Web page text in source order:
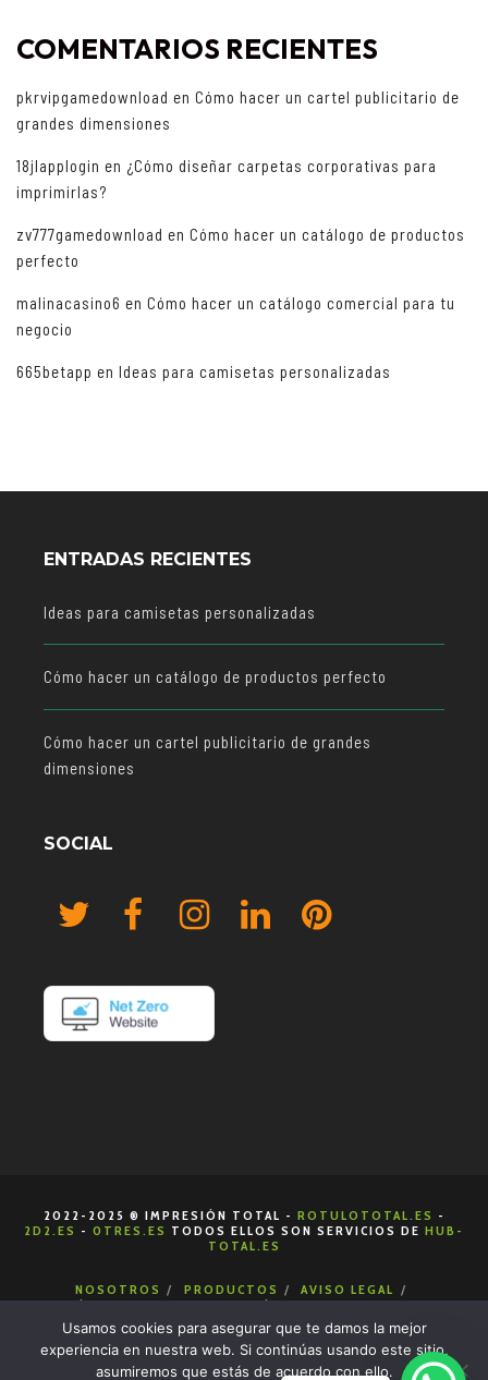
COMENTARIOS RECIENTES
pkrvipgamedownload en Cómo hacer un cartel publicitario de
grandes dimensiones
18jlapplogin en ¿Cómo diseñar carpetas corporativas para
imprimirlas?
zv777gamedownload en Cómo hacer un catálogo de productos
perfecto
malinacasino6 en Cómo hacer un catálogo comercial para tu
negocio
665betapp en Ideas para camisetas personalizadas
ENTRADAS RECIENTES
Ideas para camisetas personalizadas
Cómo hacer un catálogo de productos perfecto
Cómo hacer un cartel publicitario de grandes
dimensiones
SOCIAL
2022-2025 ® IMPRESIÓN TOTAL - ROTULOTOTAL.ES -
2D2.ES - 0TRES.ES TODOS ELLOS SON SERVICIOS DE HUB-
TOTAL.ES
NOSOTROS PRODUCTOS
AVISO LEGAL
POLÍTICA DE COOKIES
POLÍTICA DE PRIVACIDAD
CONDICIONES DE VENTA
CONTACTA
Usamos cookies para asegurar que te damos la mejor
experiencia en nuestra web. Si continúas usando este sitio,
asumiremos que estás de acuerdo con ello.